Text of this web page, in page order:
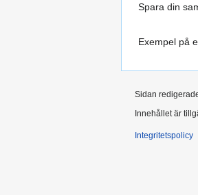
Spara din
Exempel på
Sidan
Innehållet är
Integritetspolicy